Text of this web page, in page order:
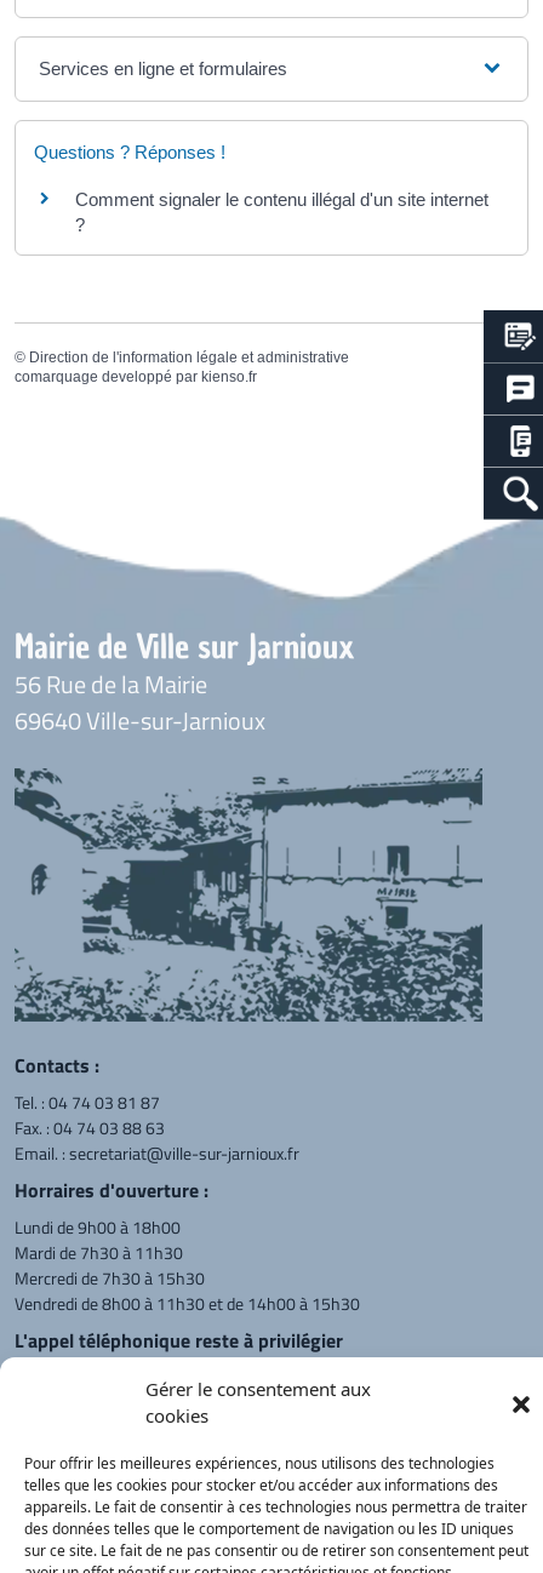
Gérer le consentement aux
cookies
Pour offrir les meilleures expériences, nous utilisons des technologies
telles que les cookies pour stocker et/ou accéder aux informations des
appareils. Le fait de consentir à ces technologies nous permettra de traiter
des données telles que le comportement de navigation ou les ID uniques
sur ce site. Le fait de ne pas consentir ou de retirer son consentement peut
Services en ligne et formulaires
Questions ? Réponses !
Comment signaler le contenu illégal d'un site internet
?
© Direction de l'information légale et administrative
comarquage developpé par kienso.fr
Mairie de Ville sur Jarnioux
56 Rue de la Mairie
69640 Ville-sur-Jarnioux
Contacts :
Tel. :04 74 03 81 87
Fax. : 04 74 03 88 63
Email. :secretariat@ville-sur-jarnioux.fr
Horraires d'ouverture :
Lundi de 9h00 à 18h00
Mardi de 7h30 à 11h30
Mercredi de 7h30 à 15h30
Vendredi de 8h00 à 11h30 et de 14h00 à 15h30
L'appel téléphonique reste à privilégier
Monsieur le Maire et les adjoints
reçoivent sur rendez-vous.
Retour à l'accueil Actualités PanneauPocket Recherche
Démarches Contacts Plan du site